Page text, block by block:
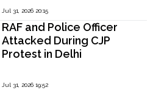
Jul 31, 2026 20:15
RAF and Police Officer
Attacked During CJP
Protest in Delhi
Jul 31, 2026 19:52